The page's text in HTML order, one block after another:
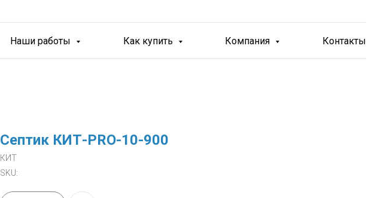
Наши работы Как купить Компания Контакты
Септик КИТ-PRO-10-900
КИТ
SKU: